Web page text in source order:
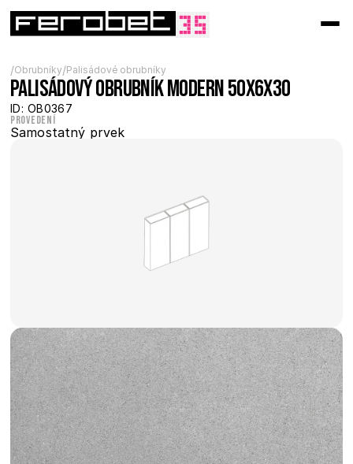
/Obrubníky/Palisádové obrubníky
Palisádový obrubník Modern 50x6x30
ID: OB0367
Provedení
Samostatný prvek